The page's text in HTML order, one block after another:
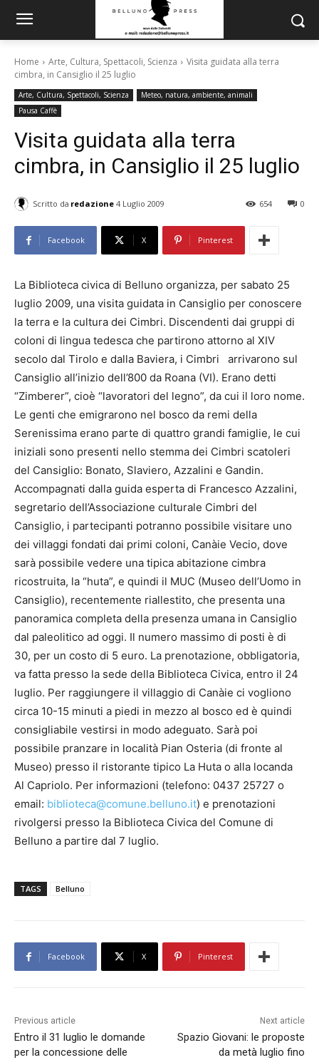
Home Arte, Cultura, Spettacoli, Scienza
Visita guidata alla terra
cimbra, in Cansiglio il 25 luglio
Arte, Cultura, Spettacoli, Scienza
Meteo, natura, ambiente, animali
Pausa Caffè
Visita guidata alla terra
cimbra, in Cansiglio il 25 luglio
Scritto da redazione 4 Luglio 2009 0
654
Facebook X Pinterest
La Biblioteca civica di Belluno organizza, per sabato 25
luglio 2009, una visita guidata in Cansiglio per conoscere
la terra e la cultura dei Cimbri. Discendenti dai gruppi di
coloni di lingua tedesca che partirono attorno al XIV
secolo dal Tirolo e dalla Baviera, i Cimbri arrivarono sul
Cansiglio all’inizio dell’800 da Roana (VI). Erano detti
“Zimberer”, cioè “lavoratori del legno”, da cui il loro nome.
Le genti che emigrarono nel bosco da remi della
Serenissima erano parte di quattro grandi famiglie, le cui
iniziali sono presenti nello stemma dei Cimbri scatoleri
del Cansiglio: Bonato, Slaviero, Azzalini e Gandin.
Accompagnati dalla guida esperta di Francesco Azzalini,
segretario dell’Associazione culturale Cimbri del
Cansiglio, i partecipanti potranno possibile visitare uno
dei villaggi fondati dai primi coloni, Canàie Vecio, dove
sarà possibile vedere una tipica abitazione cimbra
ricostruita, la “huta”, e quindi il MUC (Museo dell’Uomo in
Cansiglio), recentemente riallestito, che presenta una
panoramica completa della presenza umana in Cansiglio
dal paleolitico ad oggi. Il numero massimo di posti è di
30, per un costo di 5 euro. La prenotazione, obbligatoria,
va fatta presso la sede della Biblioteca Civica, entro il 24
luglio. Per raggiungere il villaggio di Canàie ci vogliono
circa 10-15 minuti a piedi in mezzo al bosco ed è quindi
consigliabile vestirsi in modo adeguato. Sarà poi
possibile pranzare in località Pian Osteria (di fronte al
Museo) presso il ristorante tipico La Huta o alla locanda
Al Capriolo. Per informazioni (telefono: 0437 25727 o
email: biblioteca@comune.belluno.it) e prenotazioni
rivolgersi presso la Biblioteca Civica del Comune di
Belluno a partire dal 7 luglio.
TAGS Belluno
Facebook X Pinterest
Previous article
Entro il 31 luglio le domande
per la concessione delle
Next article
Spazio Giovani: le proposte
da metà luglio fino